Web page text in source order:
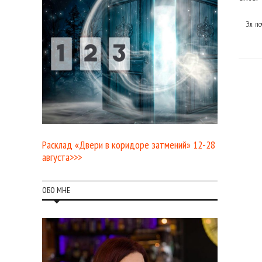
Эл.
Расклад «Двери в коридоре затмений» 12-28
августа>>>
ОБО МНЕ